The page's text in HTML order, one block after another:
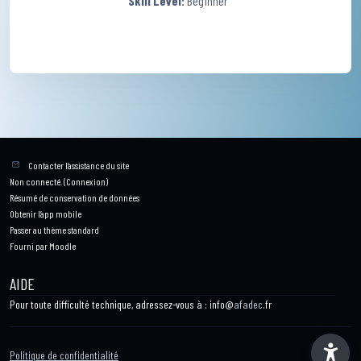
Contacter l’assistance du site
Non connecté. (Connexion)
Résumé de conservation de données
Obtenir l’app mobile
Passer au thème standard
Fourni par Moodle
AIDE
Pour toute difficulté technique, adressez-vous à : info@afadec.fr
Politique de confidentialité